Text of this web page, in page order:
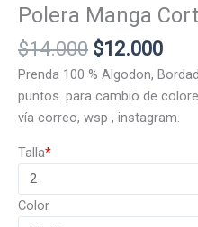
Polera Manga
$14.000 El
precio
original
era:
$12.000El
es:
Prenda 100 % Algodon,
puntos. para cambio de
vía correo, wsp , instagram.
*
Talla
Color